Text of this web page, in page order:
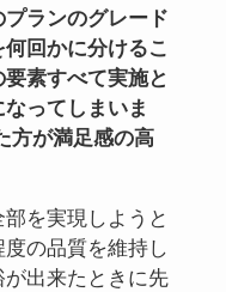
ランのグレード
回かに分けるこ
素すべて実施と
ってしまいま
方が満足感の高
を実現しようと
の品質を維持し
出来たときに先